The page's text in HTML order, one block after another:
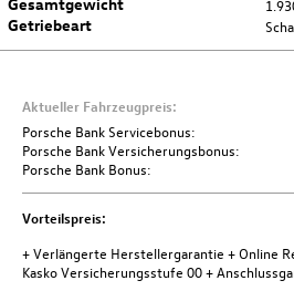
Getriebeart
Porsche Bank Servicebonus
Über die Porsche Bank profitieren Sie von €
Weitere Informationen
Aktueller Fahrzeugpreis:
Porsche Bank Servicebonus:
Porsche Bank Versicherungsbonus:
Porsche Bank Bonus:
Vorteilspreis:
+ Verlängerte Herstellergarantie + Online
Kasko Versicherungsstufe 00+